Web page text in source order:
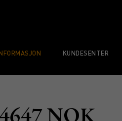
KUNDESENTER